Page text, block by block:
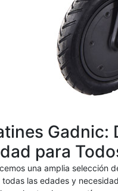
Gadnic:
para
una amplia selección
las edades y